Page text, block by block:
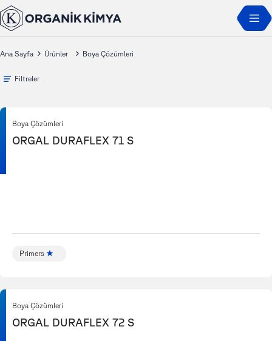
Ana Sayfa Ürünler Boya Çözümleri
Filtreler
Boya Çözümleri
ORGAL DURAFLEX 71 S
Primers
Boya Çözümleri
ORGAL DURAFLEX 72 S